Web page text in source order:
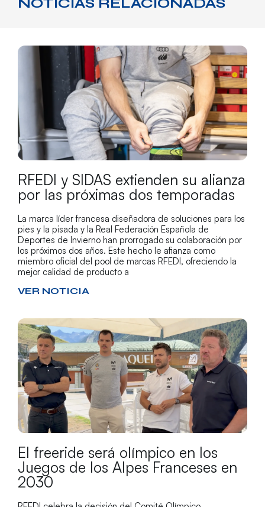
RFEDI y SIDAS extienden su alianza
por las próximas dos temporadas
La marca líder francesa diseñadora de soluciones para los
pies y la pisada y la Real Federación Española de
Deportes de Invierno han prorrogado su colaboración por
los próximos dos años. Este hecho le afianza como
miembro oficial del pool de marcas RFEDI, ofreciendo la
mejor calidad de producto a
VER NOTICIA
El freeride será olímpico en los
Juegos de los Alpes Franceses en
2030